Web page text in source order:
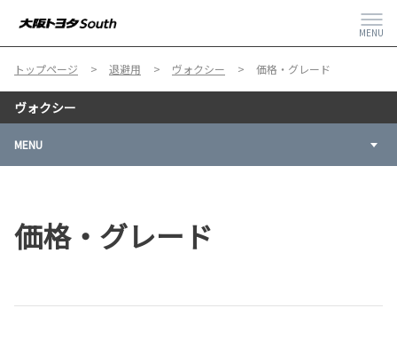
MENU
トップページ 退避用 ヴォクシー 価格・グレード
ヴォクシー
MENU
価格・グレード